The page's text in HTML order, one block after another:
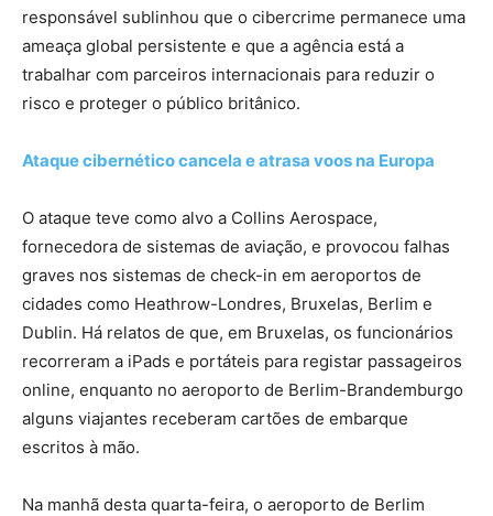
responsável sublinhou que o cibercrime permanece uma
ameaça global persistente e que a agência está a
trabalhar com parceiros internacionais para reduzir o
risco e proteger o público britânico.
Ataque cibernético cancela e atrasa voos na Europa
O ataque teve como alvo a Collins Aerospace,
fornecedora de sistemas de aviação, e provocou falhas
graves nos sistemas de check-in em aeroportos de
cidades como Heathrow-Londres, Bruxelas, Berlim e
Dublin. Há relatos de que, em Bruxelas, os funcionários
recorreram a iPads e portáteis para registar passageiros
online, enquanto no aeroporto de Berlim-Brandemburgo
alguns viajantes receberam cartões de embarque
escritos à mão.
Na manhã desta quarta-feira, o aeroporto de Berlim